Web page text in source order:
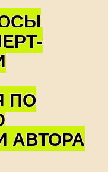
ПО
АВТОРА